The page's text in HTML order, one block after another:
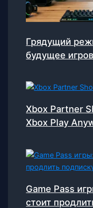
Грядущий
будущее
Xbox Partner
Xbox Play
Game Pass
стоит